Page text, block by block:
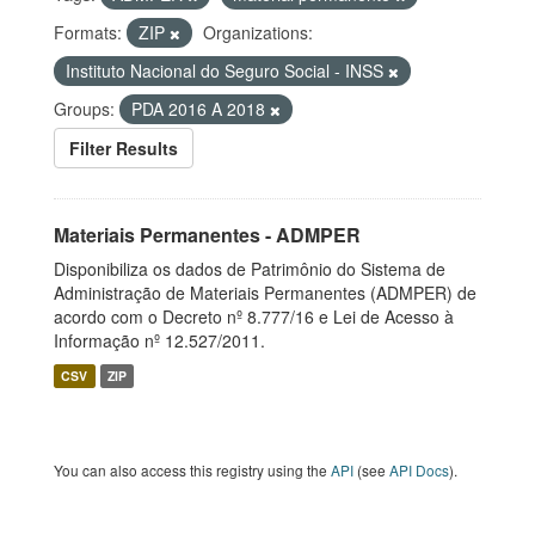
Formats:
ZIP
Organizations:
Instituto Nacional do Seguro Social - INSS
Groups:
PDA 2016 A 2018
Filter Results
Materiais Permanentes - ADMPER
Disponibiliza os dados de Patrimônio do Sistema de
Administração de Materiais Permanentes (ADMPER) de
acordo com o Decreto nº 8.777/16 e Lei de Acesso à
Informação nº 12.527/2011.
CSV ZIP
You can also access this registry using the API (see API Docs).